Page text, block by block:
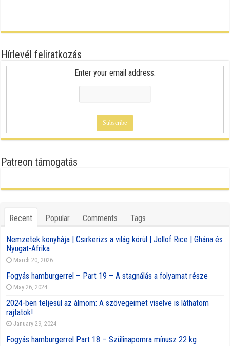
Hírlevél feliratkozás
Enter your email address:
Patreon támogatás
Recent Popular Comments Tags
Nemzetek konyhája | Csirkerizs a világ körül | Jollof Rice | Ghána és
Nyugat-Afrika
March 20, 2026
Fogyás hamburgerrel – Part 19 – A stagnálás a folyamat része
May 26, 2024
2024-ben teljesül az álmom: A szövegeimet viselve is láthatom
rajtatok!
January 29, 2024
Fogyás hamburgerrel Part 18 – Szülinapomra mínusz 22 kg